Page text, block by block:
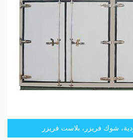
شوك فريزر، بلاست فريزر